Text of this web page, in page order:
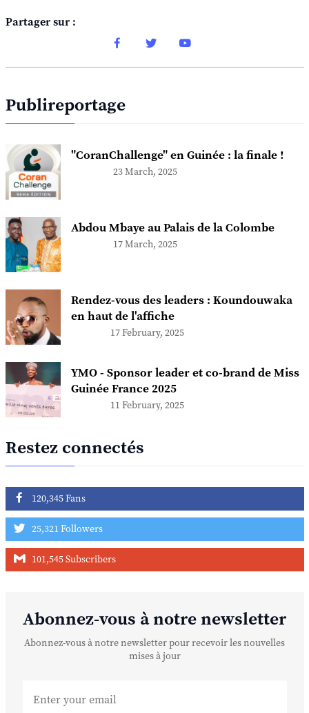
Partager sur :
Publireportage
"CoranChallenge" en Guinée : la finale !
23 March, 2025
Abdou Mbaye au Palais de la Colombe
17 March, 2025
Rendez-vous des leaders : Koundouwaka
en haut de l'affiche
17 February, 2025
YMO - Sponsor leader et co-brand de Miss
Guinée France 2025
11 February, 2025
Restez connectés
120,345 Fans
25,321 Followers
101,545 Subscribers
Abonnez-vous à notre newsletter
Abonnez-vous à notre newsletter pour recevoir les nouvelles
mises à jour